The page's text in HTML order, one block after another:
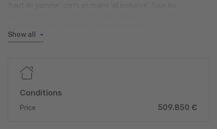
Prix d'un emplacement intérieur: EUR 27.500,- HTVA
de surface habitable + terrasse de 9.75 m² situé au 1er étage :
hall d'entrée; séjour avec salle à manger et cuisine ouverte de
Show all
Conditions
Price 509.850 €